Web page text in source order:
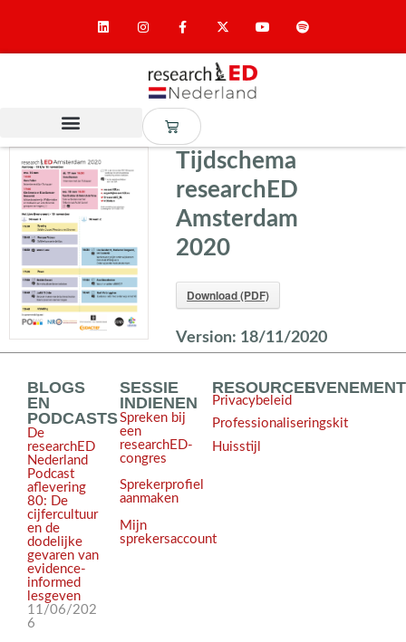
Tijdschema
researchED
Amsterdam
2020
Download (PDF)
Version: 18/11/2020
BLOGS
EN
PODCASTS
De
researchED
Nederland
Podcast
aflevering
80: De
cijfercultuur
en de
dodelijke
gevaren van
evidence-
informed
lesgeven
11/06/202
6
SESSIE
INDIENEN
Spreken bij
een
researchED-
congres
Sprekerprofiel
aanmaken
Mijn
sprekersaccount
RESOURCES
Privacybeleid
Professionaliseringskit
Huisstijl